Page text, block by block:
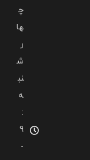
چ
ها
ر
ش
نب
ه
:
9
-